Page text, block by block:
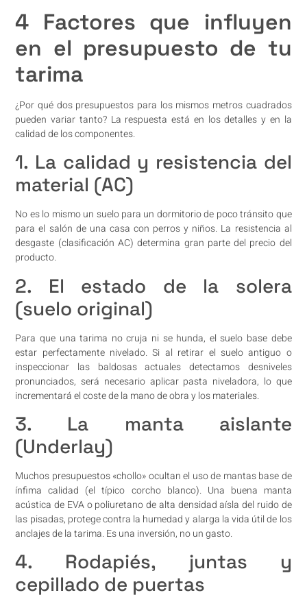
4 Factores que influyen
en el presupuesto de tu
tarima
¿Por qué dos presupuestos para los mismos metros cuadrados
pueden variar tanto? La respuesta está en los detalles y en la
calidad de los componentes.
1. La calidad y resistencia del
material (AC)
No es lo mismo un suelo para un dormitorio de poco tránsito que
para el salón de una casa con perros y niños. La resistencia al
desgaste (clasificación AC) determina gran parte del precio del
producto.
2. El estado de la solera
(suelo original)
Para que una tarima no cruja ni se hunda, el suelo base debe
estar perfectamente nivelado. Si al retirar el suelo antiguo o
inspeccionar las baldosas actuales detectamos desniveles
pronunciados, será necesario aplicar pasta niveladora, lo que
incrementará el coste de la mano de obra y los materiales.
3. La manta aislante
(Underlay)
Muchos presupuestos «chollo» ocultan el uso de mantas base de
ínfima calidad (el típico corcho blanco). Una buena manta
acústica de EVA o poliuretano de alta densidad aísla del ruido de
las pisadas, protege contra la humedad y alarga la vida útil de los
anclajes de la tarima. Es una inversión, no un gasto.
4. Rodapiés, juntas y
cepillado de puertas